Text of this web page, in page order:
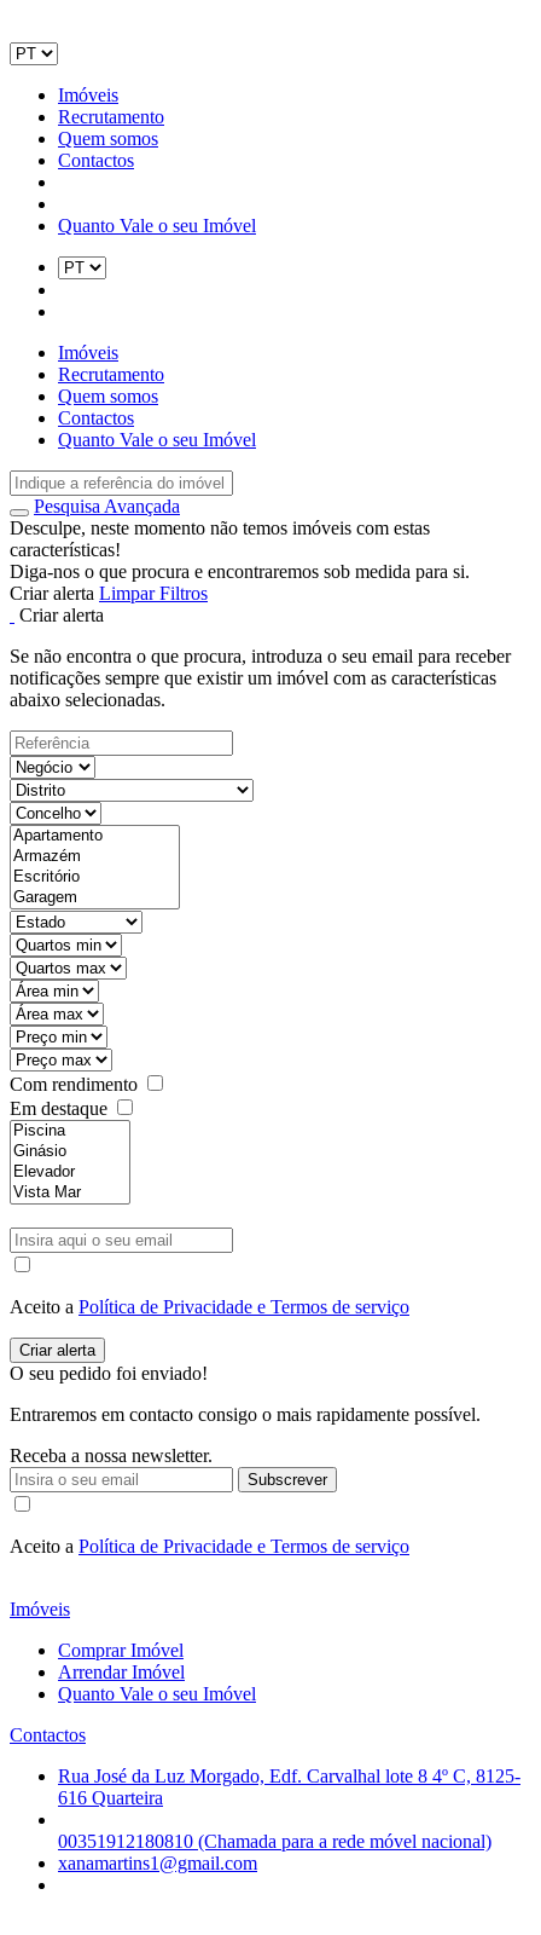
Imóveis
Recrutamento
Quem somos
Contactos
Quanto Vale o seu Imóvel
Imóveis
Recrutamento
Quem somos
Contactos
Quanto Vale o seu Imóvel
Pesquisa Avançada
Desculpe, neste momento não temos imóveis com estas
características!
Diga-nos o que procura e encontraremos sob medida para si.
Criar alerta Limpar Filtros
Criar alerta
Se não encontra o que procura, introduza o seu email para receber
notificações sempre que existir um imóvel com as características
abaixo selecionadas.
Com rendimento
Em destaque
Aceito a Política de Privacidade e Termos de serviço
O seu pedido foi enviado!
Entraremos em contacto consigo o mais rapidamente possível.
Receba a nossa newsletter.
Subscrever
Aceito a Política de Privacidade e Termos de serviço
Imóveis
Comprar Imóvel
Arrendar Imóvel
Quanto Vale o seu Imóvel
Contactos
Rua José da Luz Morgado, Edf. Carvalhal lote 8 4º C, 8125-
616 Quarteira
00351912180810 (Chamada para a rede móvel nacional)
xanamartins1@gmail.com